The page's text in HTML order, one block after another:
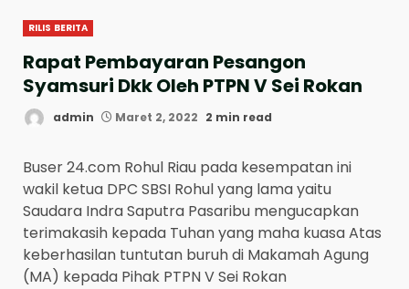
RILIS BERITA
Rapat Pembayaran Pesangon
Syamsuri Dkk Oleh PTPN V Sei Rokan
admin Maret 2, 2022 2 min read
Buser 24.com Rohul Riau pada kesempatan ini
wakil ketua DPC SBSI Rohul yang lama yaitu
Saudara Indra Saputra Pasaribu mengucapkan
terimakasih kepada Tuhan yang maha kuasa Atas
keberhasilan tuntutan buruh di Makamah Agung
(MA) kepada Pihak PTPN V Sei Rokan